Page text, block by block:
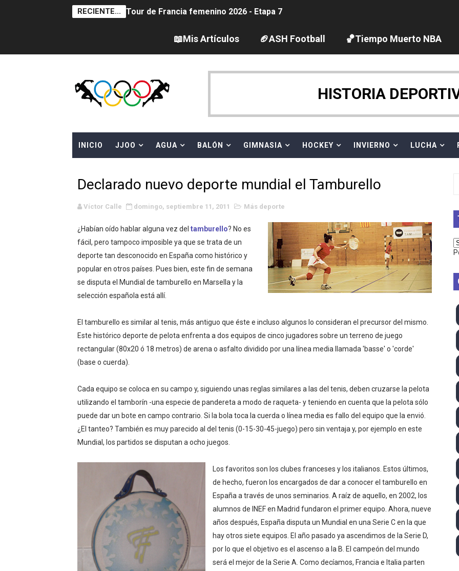
RECIENTE... Tour de Francia femenino 2026 - Etapa 7
Campeonato de Europa en aguas abiertas 2026 (París, Francia) - Wellbrock y
Campeonato de Europa de saltos 2026 (París, Francia) - Bronce para Jorge y Ana
Women's Pro Baseball League 2026
Campeonato de Europa de pentatlón moderno 2026 (Estambul, Turquía)
AEW - Adam Page con Brodido desbancan una semana después a The Demand por
WWE NXT - Myles Borne y Tavion Heights ponen fin al reinado por parejas de The
Canadian Football League 2026 - Week 10
EFA y AFLE 2026 - Regular season
Grandes éxitos por fin para Chelsea Green, Chad Gable y Baron Corbin en SummerSlam
Campeonato de Europa de MTB 2026 (Monteceneri, Suiza) - Charlie Aldridge y Sina
Campeonato de Europa de remo 2026 (Varese, Italia) - Rumanía, Alemania y Gran
Mundial de lacrosse femenino 2026 (Tokio, Japón) - Estados Unidos invencibles, ya
Máxima celebración en el último Impact! con Jason Hotch como nuevo TNA
Mundial de esgrima 2026 (Hong Kong) - La delegación italiana arrasa con 4 oros y 4
Raquel Rodriguez es la nueva monarca Intercontinental, su primer título individual en
Athletes Unlimited Softball League 2026 - Las Utah Talons son bicampeonas de la AUSL
Mundial de piragüismo slalom 2026 (Oklahoma City, Estados Unidos) - Miquel Travé
Tour de Francia masculino 2026 - Tadej Pogacar entra en el selecto grupo de los
Mundial de Fórmula 1 2026 - Lando Norris consigue en Hungría su primera victoria
Campeonato de Europa de high diving 2026 (París, Francia) - Catalin Preda y Nelli
📖Mis Artículos 🏈ASH Football 🏀Tiempo Muerto NBA
HISTORIA
INICIO JJOO AGUA BALÓN GIMNASIA HOCKEY INVIERNO LUCHA
Declarado nuevo deporte mundial el Tamburello
Víctor Calle domingo, septiembre 11, 2011 Más deporte
¿Habían oído hablar alguna vez del tamburello? No es
fácil, pero tampoco imposible ya que se trata de un
deporte tan desconocido en España como histórico y
popular en otros países. Pues bien, este fin de semana
se disputa el Mundial de tamburello en Marsella y la
selección española está allí.
El tamburello es similar al tenis, más antiguo que éste e incluso algunos lo consideran el precursor del mismo.
Este histórico deporte de pelota enfrenta a dos equipos de cinco jugadores sobre un terreno de juego
rectangular (80x20 ó 18 metros) de arena o asfalto dividido por una línea media llamada 'basse' o 'corde'
(base o cuerda).
Cada equipo se coloca en su campo y, siguiendo unas reglas similares a las del tenis, deben cruzarse la pelota
utilizando el tamborín -una especie de pandereta a modo de raqueta- y teniendo en cuenta que la pelota sólo
puede dar un bote en campo contrario. Si la bola toca la cuerda o línea media es fallo del equipo que la envió.
¿El tanteo? También es muy parecido al del tenis (0-15-30-45-juego) pero sin ventaja y, por ejemplo en este
Mundial, los partidos se disputan a ocho juegos.
Los favoritos son los clubes franceses y los italianos. Estos últimos,
de hecho, fueron los encargados de dar a conocer el tamburello en
España a través de unos seminarios. A raíz de aquello, en 2002, los
alumnos de INEF en Madrid fundaron el primer equipo. Ahora, nueve
años después, España disputa un Mundial en una Serie C en la que
hay otros siete equipos. El año pasado ya ascendimos de la Serie D,
por lo que el objetivo es el ascenso a la B. El campeón del mundo
será el mejor de la Serie A. Como decíamos, Francia e Italia parten